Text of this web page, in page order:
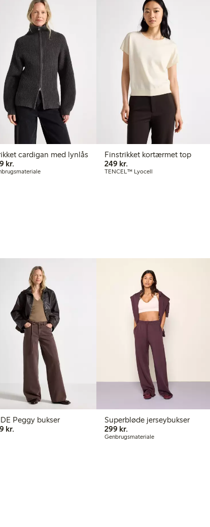
cardigan med lynlås
kr.
Finstrikket kortærmet top
249 kr.
TENCEL™ Lyocell
WIDE Peggy bukser
kr.
Superbløde jerseybukser
299 kr.
Genbrugsmateriale